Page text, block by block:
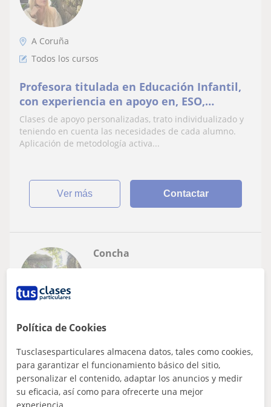
A Coruña
Todos los cursos
Profesora titulada en Educación Infantil,
con experiencia en apoyo en, ESO,
Primaria y necesidades educativas
especiales
Clases de apoyo personalizadas, trato individualizado y
teniendo en cuenta las necesidades de cada alumno.
Aplicación de metodología activa...
ver más Contactar
Concha
A Coruña
Profesora especializada en Infantil,
primaria e inglés, experiencia en apoyo
en todos los niveles y necesidades
Clases personalizadas con apoyo individualizado y
Política de Cookies
Tusclasesparticulares almacena datos, tales como cookies,
para garantizar el funcionamiento básico del sitio,
personalizar el contenido, adaptar los anuncios y medir
su eficacia, así como para ofrecerte una mejor
experiencia.